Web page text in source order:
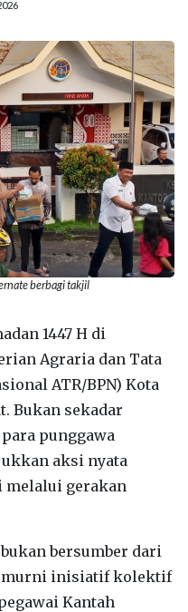
berbagi takjil
1447 H di
Agraria dan Tata
ATR/BPN) Kota
Bukan sekadar
punggawa
aksi nyata
melalui gerakan
bersumber dari
murni inisiatif kolektif
Kantah